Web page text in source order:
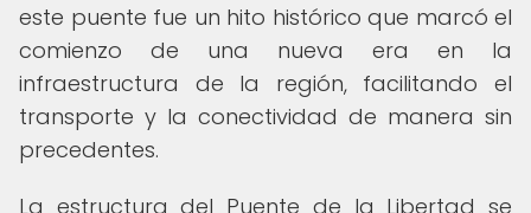
este puente fue un hito histórico que marcó el
comienzo de una nueva era en la
infraestructura de la región, facilitando el
transporte y la conectividad de manera sin
precedentes.
La estructura del Puente de la Libertad se